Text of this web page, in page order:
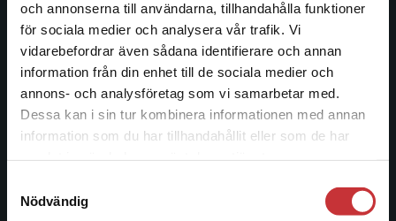
och annonserna till användarna, tillhandahålla funktioner
för sociala medier och analysera vår trafik. Vi
vidarebefordrar även sådana identifierare och annan
information från din enhet till de sociala medier och
annons- och analysföretag som vi samarbetar med.
Dessa kan i sin tur kombinera informationen med annan
information som du har tillhandahållit eller som de har
Nödvändig
Begränsad fraktregion
Det verkar som att du besöker
studentlitteratur.se via en enhet utanför Sverige.
Vi erbjuder inte leveranser utanför Sverige. För
att kunna slutföra ett köp måste
Kontakta oss
Kontakta oss
046-31 20 00
Postadress:
Box 141
221 00 Lund
Besöksadress: